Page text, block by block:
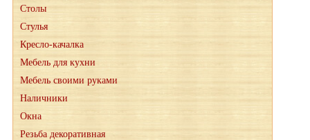
Столы
Стулья
Кресло-качалка
Мебель для кухни
Мебель своими руками
Наличники
Окна
Резьба декоративная